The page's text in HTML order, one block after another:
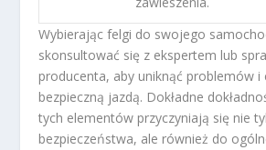
Wybierając felgi do swojego
skonsultować się z ekspertem lub
producenta, aby uniknąć problemów i
bezpieczną jazdą. Dokładne
tych elementów przyczyniają się nie
bezpieczeństwa, ale również do